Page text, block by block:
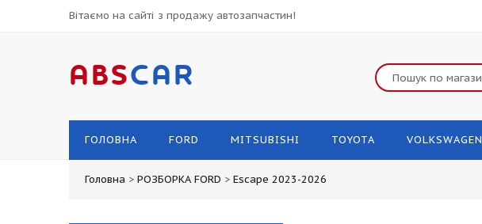
Вітаємо на сайті з продажу автозапчастин!
ABSCAR
ГОЛОВНА FORD MITSUBISHI TOYOTA VOLKSWAGEN
Головна > РОЗБОРКА FORD > Escape 2023-2026